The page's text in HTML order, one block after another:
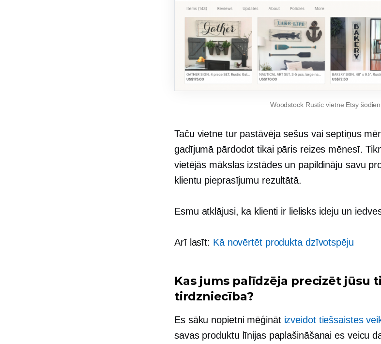
Woodstock Rustic vietnē Etsy šodien
Taču vietne tur pastāvēja sešus vai septiņus
gadījumā pārdodot tikai pāris reizes mēnesī.
vietējās mākslas izstādes un papildināju savu
klientu pieprasījumu rezultātā.
Esmu atklājusi, ka klienti ir lielisks ideju un
Arī lasīt: Kā novērtēt produkta dzīvotspēju
Kas jums palīdzēja precizētjūsu
tirdzniecība?
Es sāku nopietni mēģināt izveidot tiešsaistes
savas produktu līnijas paplašināšanai es veicu